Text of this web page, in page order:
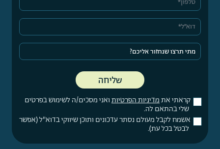
קראתי אתמדיניות הפרטיותואני מסכים/ה לשימוש בפרטים
שלי בהתאם לה.
אשמח לקבל מעולם נסתר עדכונים ותוכן שיווקי בדוא"ל (אפשר
לבטל בכל עת).